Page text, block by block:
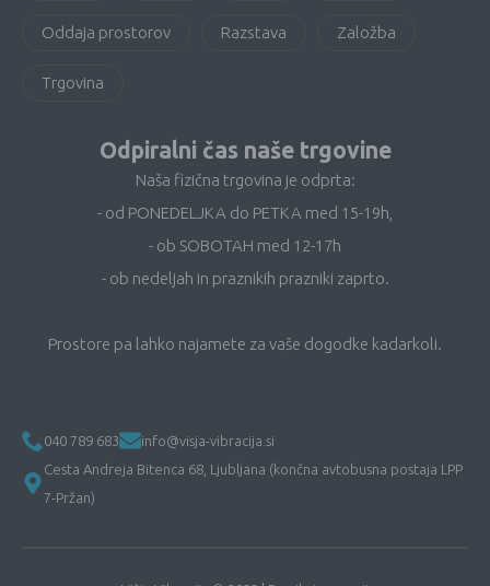
Oddaja prostorov Razstava Založba
Trgovina
Odpiralni čas naše trgovine
Naša fizična trgovina je odprta:
- od PONEDELJKA do PETKA med 15-19h,
- ob SOBOTAH med 12-17h
- ob nedeljah in praznikih prazniki zaprto.
Prostore pa lahko najamete za vaše dogodke kadarkoli.
040 789 683
info@visja-vibracija.si
Cesta Andreja Bitenca 68, Ljubljana (končna avtobusna postaja LPP
7-Pržan)